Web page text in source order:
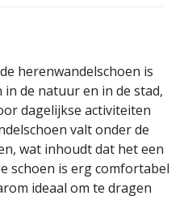
herenwandelschoen is
de natuur en in de stad,
dagelijkse activiteiten
valt onder de
wat inhoudt dat het een
schoen is erg comfortabel
ideaal om te dragen